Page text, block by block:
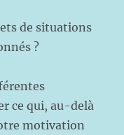
de situations
?
ce qui, au-delà
motivation